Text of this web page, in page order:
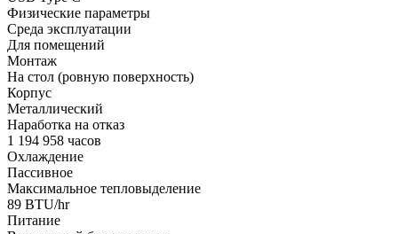
Физические параметры
Среда эксплуатации
Для помещений
Монтаж
На стол (ровную поверхность)
Корпус
Металлический
Наработка на отказ
1 194 958 часов
Охлаждение
Пассивное
Максимальное тепловыделение
89 BTU/hr
Питание